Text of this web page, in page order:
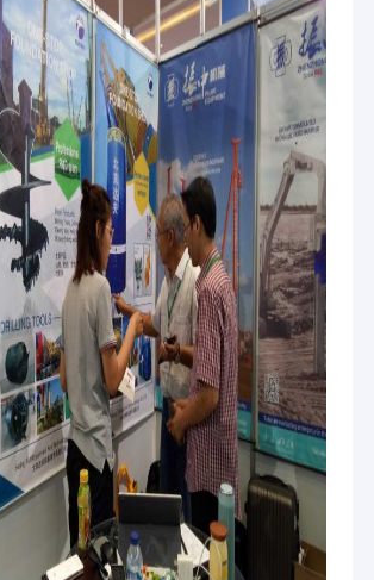
di Hebei e la tecnologia il CO., srl sono state stabilite
alta tecnologia che integra ricercando il metodo,
le vendite ed il commercio della
il principio di focalizzazione sulla nostra credenza
stiamo sforzando sempre di diventare un
della soluzione globale nell'area della fondazione su
professionale che commette alla progettazione
barra di Kelly, degli strumenti di perforazione, della
di altri prodotti. I nostri prodotti sono in conformità
nella tecnologia e nella qualità e possono essere
i requisiti dei clienti.
di integrità e di innovazione, miglioriamo
del prodotto e ci sforziamo di trasformarci